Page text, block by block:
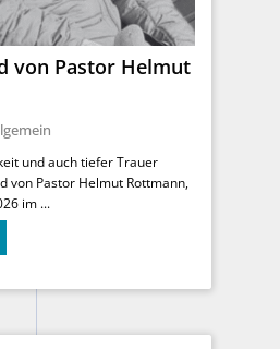
von Pastor Helmut
und auch tiefer Trauer
von Pastor Helmut Rottmann,
im ...